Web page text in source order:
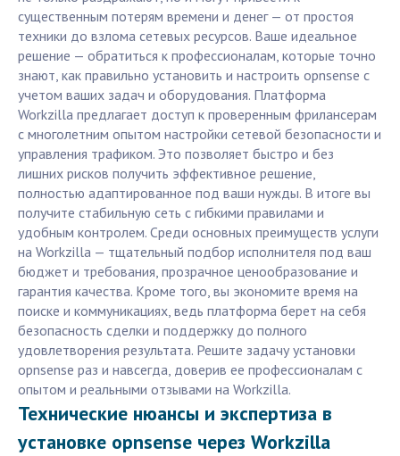
существенным потерям времени и денег — от простоя
техники до взлома сетевых ресурсов. Ваше идеальное
решение — обратиться к профессионалам, которые точно
знают, как правильно установить и настроить opnsense с
учетом ваших задач и оборудования. Платформа
Workzilla предлагает доступ к проверенным фрилансерам
с многолетним опытом настройки сетевой безопасности и
управления трафиком. Это позволяет быстро и без
лишних рисков получить эффективное решение,
полностью адаптированное под ваши нужды. В итоге вы
получите стабильную сеть с гибкими правилами и
удобным контролем. Среди основных преимуществ услуги
на Workzilla — тщательный подбор исполнителя под ваш
бюджет и требования, прозрачное ценообразование и
гарантия качества. Кроме того, вы экономите время на
поиске и коммуникациях, ведь платформа берет на себя
безопасность сделки и поддержку до полного
удовлетворения результата. Решите задачу установки
opnsense раз и навсегда, доверив ее профессионалам с
опытом и реальными отзывами на Workzilla.
Технические нюансы и экспертиза в
установке opnsense через Workzilla